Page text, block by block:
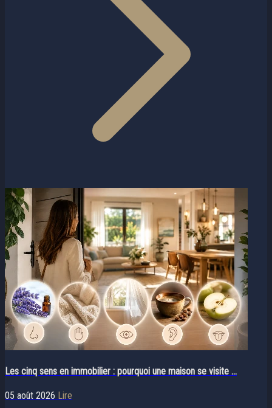
Les cinq sens en immobilier : pourquoi une maison se visite ...
05 août 2026 Lire